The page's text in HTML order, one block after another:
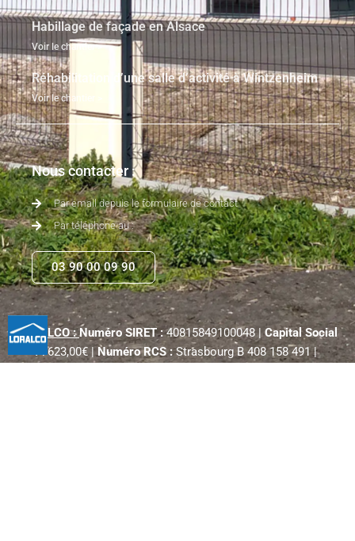
Habillage de façade en Alsace
Voir le chantier >
Réhabilitation d’une salle d’activité à Wintzenheim
Voir le chantier >
Nous contacter :
Par email depuis le formulaire de contact
Par téléphone au :
03 90 00 09 90
LORALCO :Numéro SIRET :40815849100048 |Capital Social
:7623,00€ |Numéro RCS :Strasbourg B 408 158 491 |